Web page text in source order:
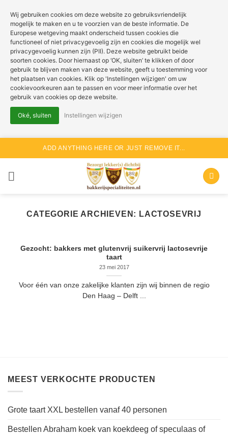
naar
ADD ANYTHING HERE OR JUST REMOVE IT...
CATEGORIE ARCHIEVEN: LACTOSEVRIJ
Gezocht: bakkers met glutenvrij suikervrij lactosevrije
taart
23 mei 2017
Voor één van onze zakelijke klanten zijn wij binnen de regio
Den Haag – Delft ...
MEEST VERKOCHTE PRODUCTEN
Grote taart XXL bestellen vanaf 40 personen
Bestellen Abraham koek van koekdeeg of speculaas of
Wij gebruiken cookies om deze website zo gebruiksvriendelijk
mogelijk te maken en u te voorzien van de beste informatie. De
Europese wetgeving maakt onderscheid tussen cookies die
functioneel of niet privacygevoelig zijn en cookies die mogelijk wel
privacygevoelig kunnen zijn (PII). Deze website gebruikt beide
soorten cookies. Door hiernaast op ‘OK, sluiten’ te klikken of door
gebruik te blijven maken van deze website, geeft u toestemming voor
het plaatsen van cookies. Klik op 'Instellingen wijzigen' om uw
cookievoorkeuren aan te passen en voor meer informatie over het
gebruik van cookies op deze website.
Oké, sluiten Instellingen wijzigen